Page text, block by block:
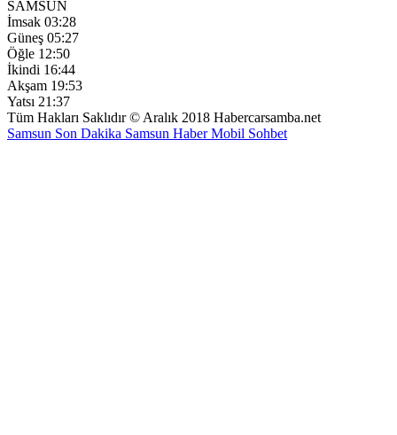
SAMSUN
İmsak 03:28
Güneş 05:27
Öğle 12:50
İkindi 16:44
Akşam 19:53
Yatsı 21:37
Tüm Hakları Saklıdır © Aralık 2018 Habercarsamba.net
Samsun Son Dakika Samsun HaberMobil Sohbet